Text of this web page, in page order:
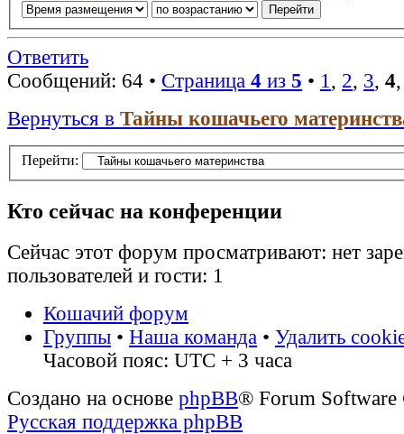
Ответить
Сообщений: 64 • Страница 4 из 5 • 1 , 2, 3, 4
Вернуться в Тайны кошачьего
Перейти:
Кто сейчас на конференции
Сейчас этот форум просматривают: нет
пользователей и гости: 1
Кошачий форум
Группы • Наша команда • Удалить
Часовой пояс: UTC + 3 часа
Создано на основе phpBB® Forum
Русская поддержка phpBB